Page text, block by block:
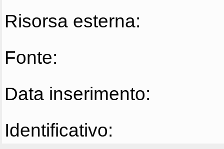
Risorsa esterna:
Fonte:
Data inserimento:
Identificativo: